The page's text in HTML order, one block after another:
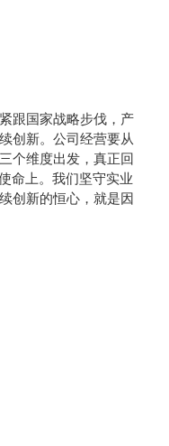
跟国家战略步伐，产
创新。公司经营要从
个维度出发，真正回
命上。我们坚守实业
创新的恒心，就是因